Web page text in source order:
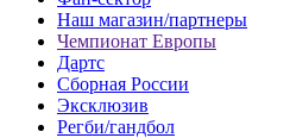
Наш магазин/партнеры
Чемпионат Европы
Дартс
Сборная России
Эксклюзив
Регби/гандбол